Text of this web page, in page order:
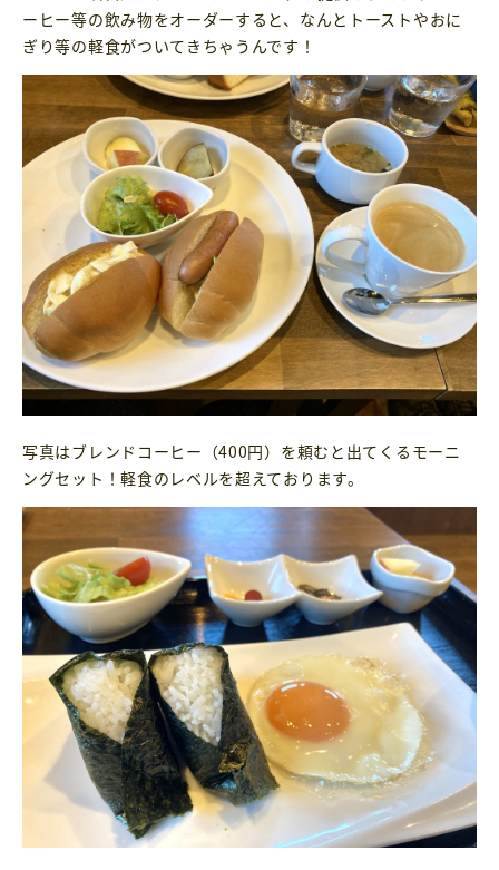
ーヒー等の飲み物をオーダーすると、なんとトーストやおに
ぎり等の軽食がついてきちゃうんです！
写真はブレンドコーヒー（400円）を頼むと出てくるモーニ
ングセット！軽食のレベルを超えております。